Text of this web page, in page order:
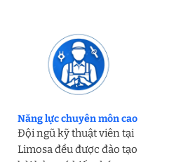
Năng lực chuyên môn cao
Đội ngũ kỹ thuật viên tại
Limosa đều được đào tạo